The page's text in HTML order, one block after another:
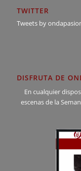
TWITTER
Tweets by
DISFRUTA DE
En cualquier
escenas de la